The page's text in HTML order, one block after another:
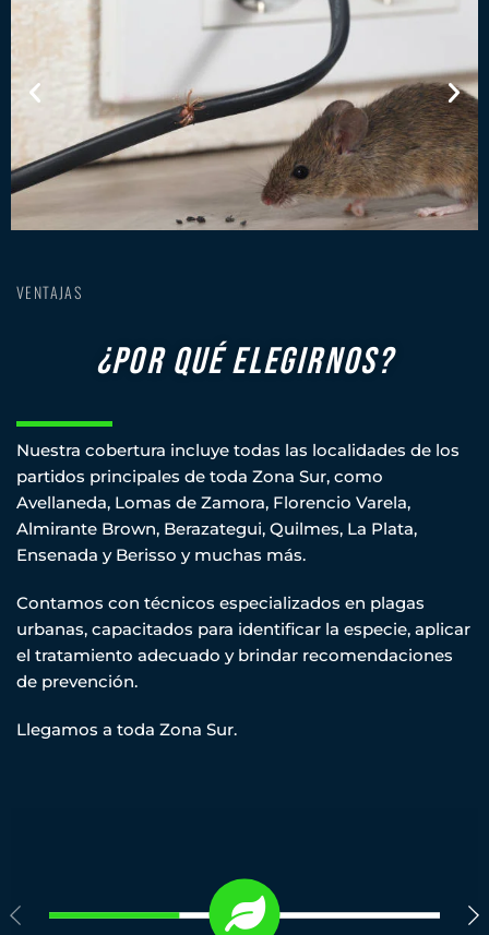
VENTAJAS
¿POR QUÉ ELEGIRNOS?
Nuestra cobertura incluye todas las localidades de los
partidos principales de toda Zona Sur, como
Avellaneda, Lomas de Zamora, Florencio Varela,
Almirante Brown, Berazategui, Quilmes, La Plata,
Ensenada y Berisso y muchas más.
Contamos con técnicos especializados en plagas
urbanas, capacitados para identificar la especie, aplicar
el tratamiento adecuado y brindar recomendaciones
de prevención.
Llegamos a toda Zona Sur.